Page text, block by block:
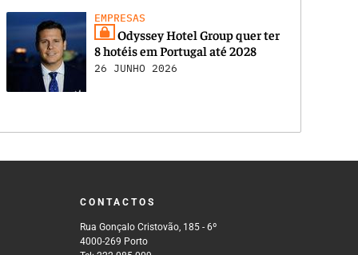
EMPRESAS
Odyssey Hotel Group quer ter
8 hotéis em Portugal até 2028
26 JUNHO 2026
CONTACTOS
Rua Gonçalo Cristovão, 185 - 6º
4000-269 Porto